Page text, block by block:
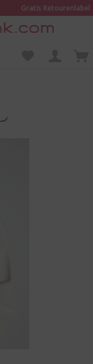
Gratis Retourenlabel
und beraten lassen